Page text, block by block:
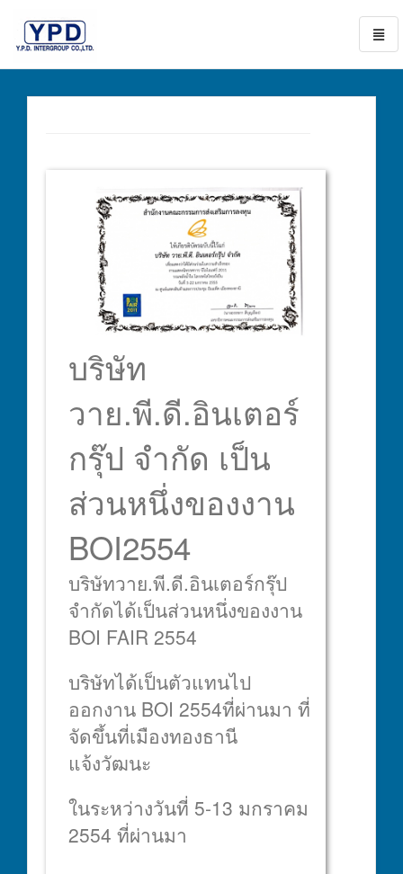
go
บริษัท
วาย.พี.ดี.อินเตอร์
กรุ๊ป จำกัด เป็น
ส่วนหนึ่งของงาน
BOI2554
บริษัทวาย.พี.ดี.อินเตอร์กรุ๊ป
จำกัดได้เป็นส่วนหนึ่งของงาน
BOI FAIR 2554
บริษัทได้เป็นตัวแทนไป
ออกงาน BOI 2554ที่ผ่านมา ที่
จัดขึ้นที่เมืองทองธานี
แจ้งวัฒนะ
ในระหว่างวันที่ 5-13 มกราคม
2554 ที่ผ่านมา